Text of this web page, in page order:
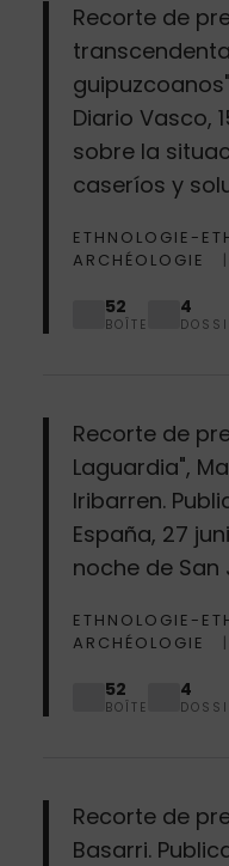
Recorte de
Diario Vasco,
sobre la
caseríos y
ETHNOLOGIE-
ARCHÉOLOGIE
52
BOÎTE
4
Recorte de
Laguardia",
Iribarren.
España, 27
noche de San
ETHNOLOGIE-
ARCHÉOLOGIE
52
BOÎTE
4
Recorte de
Basarri.